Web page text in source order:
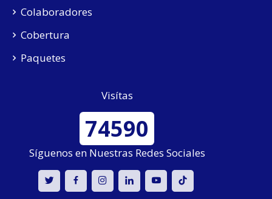
Colaboradores
Cobertura
Paquetes
Visítas
74590
Síguenos en Nuestras Redes Sociales